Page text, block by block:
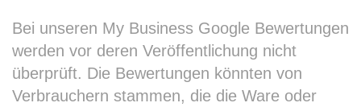
Bei unseren My Business Google Bewertungen
werden vor deren Veröffentlichung nicht
überprüft. Die Bewertungen könnten von
Verbrauchern stammen, die die Ware oder